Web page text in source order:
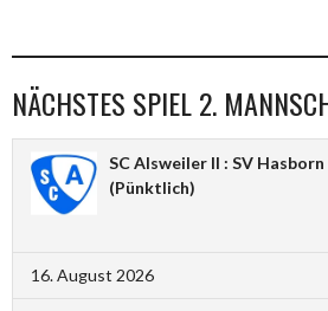
NÄCHSTES SPIEL 2.
SC Alsweiler II : SV Hasborn
(Pünktlich)
16. August 2026